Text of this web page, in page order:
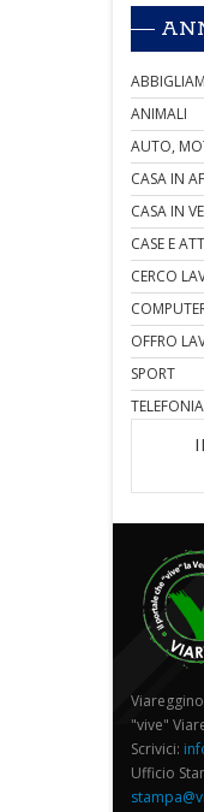
ANIMALI
AUTO,
CASA IN
CASA IN
CASE E
CERCO
OFFRO
SPORT
TELEFONIA
"vive"
Scrivici:
Ufficio